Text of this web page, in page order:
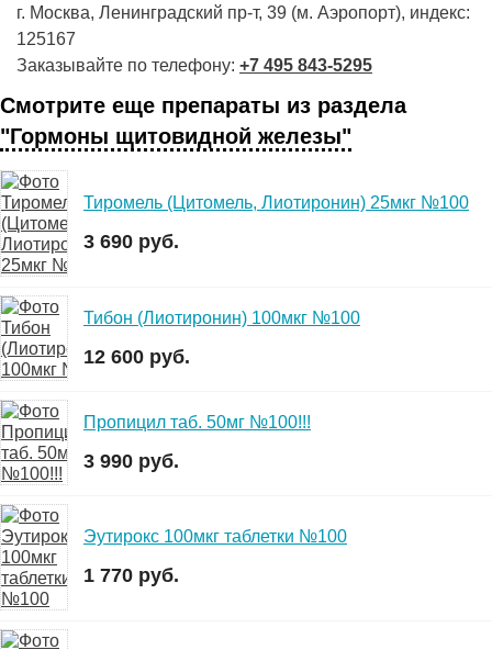
г. Москва, Ленинградский пр-т, 39 (м. Аэропорт), индекс:
125167
Заказывайте по телефону: +7 495 843-5295
Смотрите еще препараты из раздела
"Гормоны щитовидной железы"
Тиромель (Цитомель, Лиотиронин) 25мкг №100
3 690 руб.
Тибон (Лиотиронин) 100мкг №100
12 600 руб.
Пропицил таб. 50мг №100!!!
3 990 руб.
Эутирокс 100мкг таблетки №100
1 770 руб.